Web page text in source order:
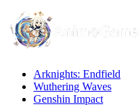
Arknights: Endfield
Wuthering Waves
Genshin Impact